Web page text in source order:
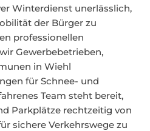
Winterdienst unerlässlich,
der Bürger zu
professionellen
Gewerbebetrieben,
in Wiehl
für Schnee- und
Team steht bereit,
Parkplätze rechtzeitig von
sichere Verkehrswege zu